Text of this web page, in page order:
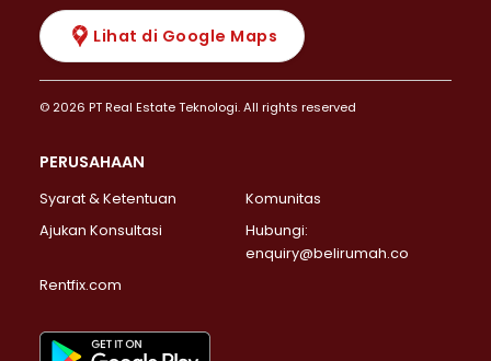
Lihat di Google Maps
© 2026 PT Real Estate Teknologi. All rights reserved
PERUSAHAAN
Syarat & Ketentuan
Komunitas
Ajukan Konsultasi
Hubungi:
enquiry@belirumah.co
Rentfix.com